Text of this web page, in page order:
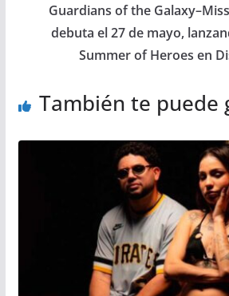
Guardians of the
debuta el 27 de mayo,
Summer of Heroes en
También te puede